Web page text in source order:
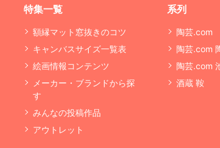
特集一覧
額縁マット窓抜きのコツ
キャンバスサイズ一覧表
絵画情報コンテンツ
メーカー・ブランドから探
す
みんなの投稿作品
アウトレット
系列
陶芸.com
陶芸.com
陶芸.com
酒蔵 鞍